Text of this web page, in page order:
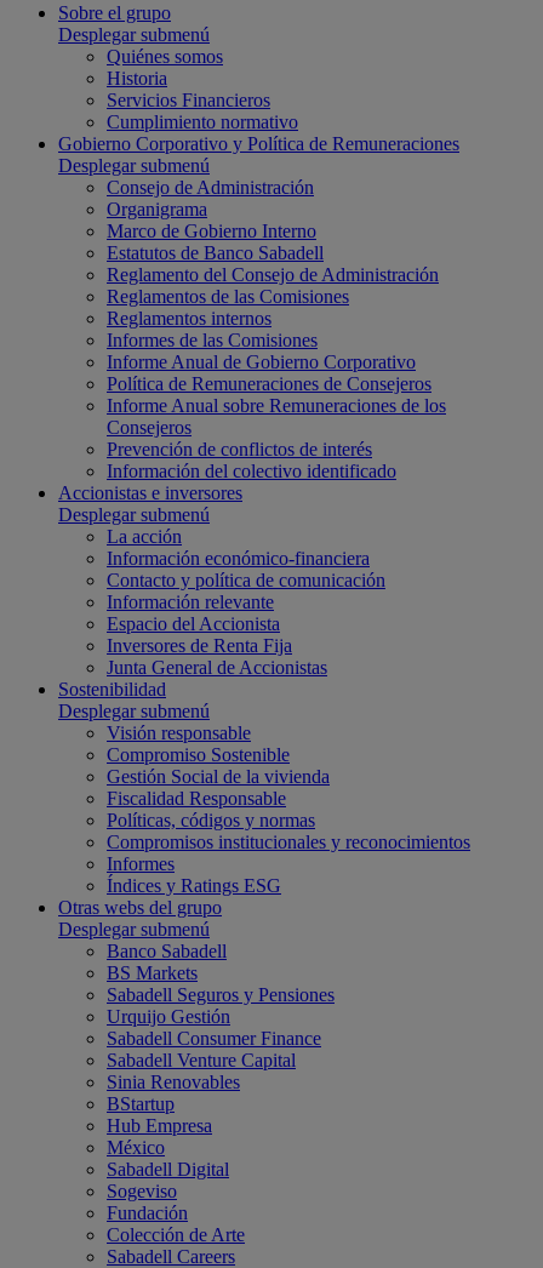
Sobre el grupo
Desplegar submenú
Quiénes somos
Historia
Servicios Financieros
Cumplimiento normativo
Gobierno Corporativo y Política de Remuneraciones
Desplegar submenú
Consejo de Administración
Organigrama
Marco de Gobierno Interno
Estatutos de Banco Sabadell
Reglamento del Consejo de Administración
Reglamentos de las Comisiones
Reglamentos internos
Informes de las Comisiones
Informe Anual de Gobierno Corporativo
Política de Remuneraciones de Consejeros
Informe Anual sobre Remuneraciones de los
Consejeros
Prevención de conflictos de interés
Información del colectivo identificado
Accionistas e inversores
Desplegar submenú
La acción
Información económico-financiera
Contacto y política de comunicación
Información relevante
Espacio del Accionista
Inversores de Renta Fija
Junta General de Accionistas
Sostenibilidad
Desplegar submenú
Visión responsable
Compromiso Sostenible
Gestión Social de la vivienda
Fiscalidad Responsable
Políticas, códigos y normas
Compromisos institucionales y reconocimientos
Informes
Índices y Ratings ESG
Otras webs del grupo
Desplegar submenú
Banco Sabadell
BS Markets
Sabadell Seguros y Pensiones
Urquijo Gestión
Sabadell Consumer Finance
Sabadell Venture Capital
Sinia Renovables
BStartup
Hub Empresa
México
Sabadell Digital
Sogeviso
Fundación
Colección de Arte
Sabadell Careers